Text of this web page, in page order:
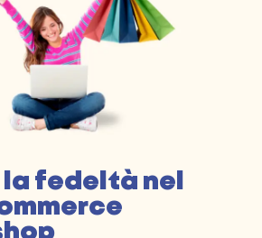
la fedeltà nel